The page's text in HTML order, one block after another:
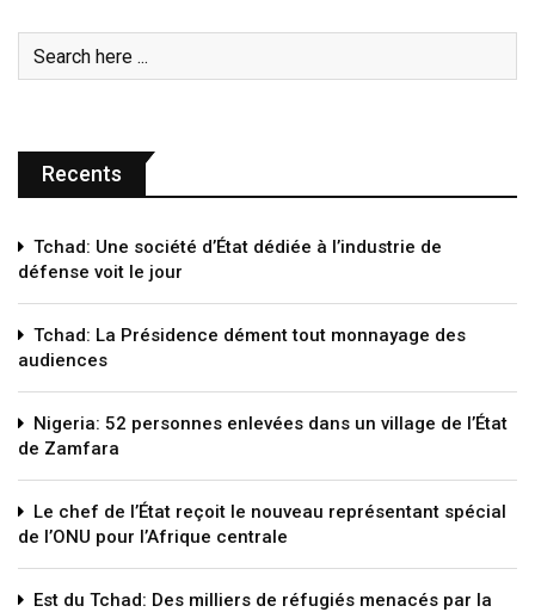
Recents
Tchad: Une société d’État dédiée à l’industrie de
défense voit le jour
Tchad: La Présidence dément tout monnayage des
audiences
Nigeria: 52 personnes enlevées dans un village de l’État
de Zamfara
Le chef de l’État reçoit le nouveau représentant spécial
de l’ONU pour l’Afrique centrale
Est du Tchad: Des milliers de réfugiés menacés par la